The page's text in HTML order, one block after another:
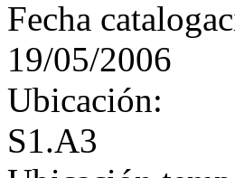
Fecha
19/05/2006
Ubicación:
S1.A3